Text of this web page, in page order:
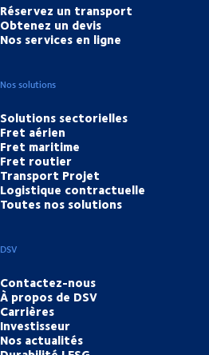
Réservez un transport
Obtenez un devis
Nos services en ligne
Nos solutions
Solutions sectorielles
Fret aérien
Fret maritime
Fret routier
Transport Projet
Logistique contractuelle
Toutes nos solutions
DSV
Contactez-nous
À propos de DSV
Carrières
Investisseur
Nos actualités